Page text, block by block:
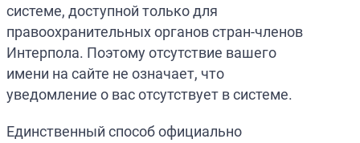
системе, доступной только для
правоохранительных органов стран-членов
Интерпола. Поэтому отсутствие вашего
имени на сайте не означает, что
уведомление о вас отсутствует в системе.
Единственный способ официально